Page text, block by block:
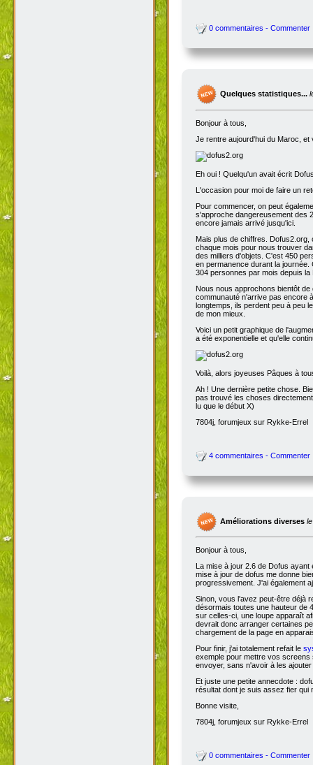
0 commentaires - Commenter
Quelques statistiques...
Bonjour à tous,
Je rentre aujourd'hui du Maroc, et
Eh oui ! Quelqu'un avait écrit
L'occasion pour moi de faire un
Pour commencer, on peut
s'approche dangereusement des
encore jamais arrivé jusqu'ici.
Mais plus de chiffres.
chaque mois pour nous trouver
des milliers d'objets. C'est 450
en permanence durant la
304 personnes par mois depuis
Nous nous approchons bientôt
communauté n'arrive pas encore
longtemps, ils perdent peu à peu
de mon mieux.
Voici un petit graphique de
a été exponentielle et qu'elle
Voilà, alors joyeuses Pâques à
Ah ! Une dernière petite chose.
pas trouvé les choses
lu que le début X)
7804j, forumjeux sur Rykke-Errel
4 commentaires - Commenter
Améliorations diverses
Bonjour à tous,
La mise à jour 2.6 de Dofus
mise à jour de dofus me donne
progressivement. J'ai également
Sinon, vous l'avez peut-être déjà
désormais toutes une hauteur de
sur celles-ci, une loupe apparaît
devrait donc arranger certaines
chargement de la page en
Pour finir, j'ai totalement refait le
exemple pour mettre vos
envoyer, sans n'avoir à les
Et juste une petite annecdote :
résultat dont je suis assez fier qui
Bonne visite,
7804j, forumjeux sur Rykke-Errel
0 commentaires - Commenter